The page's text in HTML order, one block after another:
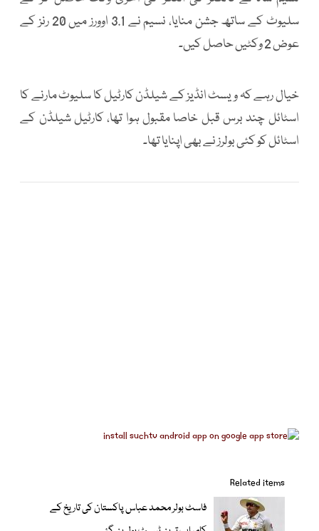
سلیوٹ کے ساتھ جشن منایا، نسیم نے 3.1 اوورز میں 20 رنز کے
عوض 2 وکٹیں حاصل کیں۔
خیال رہے کہ ویسٹ انڈیز کے شیلڈن کارٹیل کا سلیوٹ مارنے کا
اسٹائل چند برس قبل خاصا مقبول ہوا تھا، کارٹیل شیلڈن کے
اسٹائل کو کئی بولرز نے بھی اپنایا تھا۔
Related items
فاسٹ بولر محمد عباس پاکستان کی تاریخ کے